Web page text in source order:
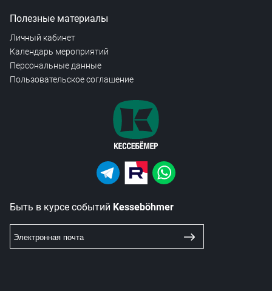
Полезные материалы
Личный кабинет
Календарь мероприятий
Персональные данные
Пользовательское соглашение
Быть в курсе событий Kesseböhmer